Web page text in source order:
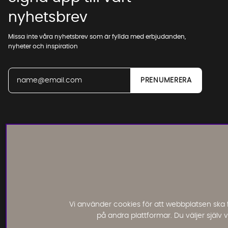
Vi använder cookies för att webbplatsen
på andra plattformar. Du väljer själv
nyhetsbrev
Missa inte våra nyhetsbrev som är fyllda med erbjudanden,
nyheter och inspiration